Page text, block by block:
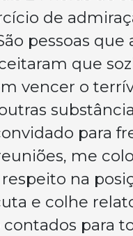
de
pessoas que
que
vencer o
para
me
na
e colhe
contados para